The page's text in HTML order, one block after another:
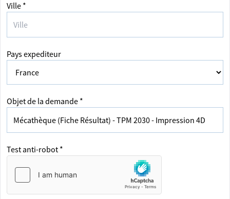
Ville *
Pays expediteur
Objet de la demande *
Test anti-robot *